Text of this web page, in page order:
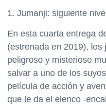
1. Jumanji: siguiente nivel
En esta cuarta entrega
(estrenada en 2019), los
peligroso y misterioso
salvar a uno de los
película de acción y
que le da el elenco -